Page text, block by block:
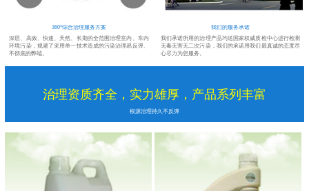
360°综合治理服务方案
深层、高效、快速、天然、长期的全范围治理室内、车内
环境污染，规避了采用单一技术造成的污染治理易反弹、
不彻底的弊端。
我们的服务承诺
我们承诺所用的治理产品均送国家权威质检中心进行检测
无毒无害无二次污染，我们的承诺用我们最真诚的态度尽
心尽力为您服务。
治理资质齐全，实力雄厚，产品系列丰富
根源治理持久不反弹